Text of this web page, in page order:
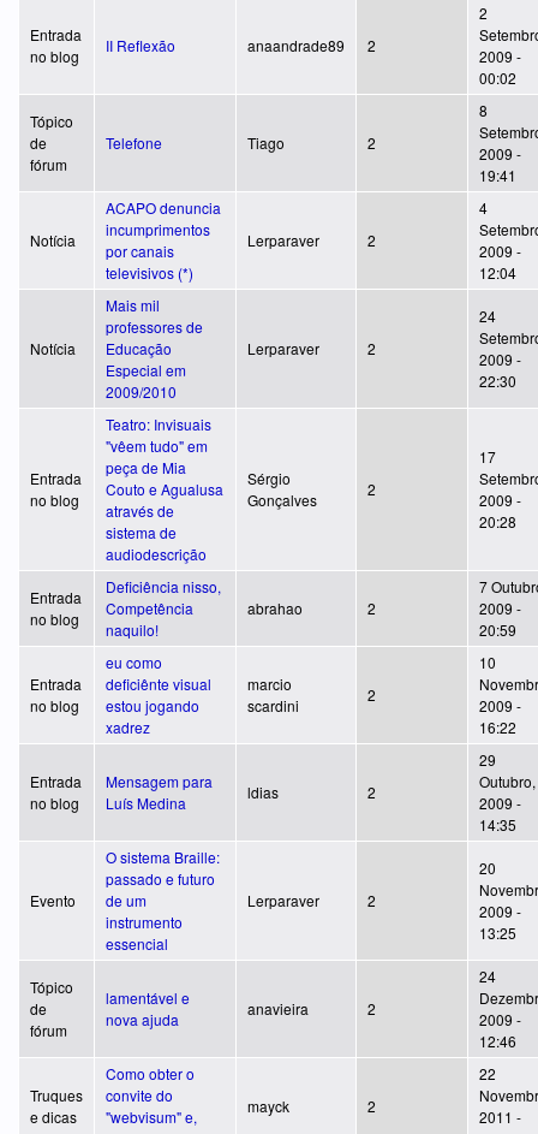
Entrada
no blog
II Reflexão anaandrade89 2
2
2009 -
00:02
Tópico
de
fórum
Telefone Tiago 2
8
2009 -
19:41
Notícia
ACAPO denuncia
incumprimentos
por canais
televisivos (*)
Lerparaver 2
4
2009 -
12:04
Notícia
Mais mil
professores de
Educação
Especial em
2009/2010
Lerparaver 2
24
2009 -
22:30
Entrada
no blog
Teatro: Invisuais
"vêem tudo" em
peça de Mia
Couto e Agualusa
através de
sistema de
audiodescrição
Sérgio
Gonçalves
2
17
2009 -
20:28
Entrada
no blog
Deficiência nisso,
Competência
naquilo!
abrahao 2
7
2009 -
20:59
Entrada
no blog
eu como
deficiênte visual
estou jogando
xadrez
marcio
scardini
2
10
2009 -
16:22
Entrada
no blog
Mensagem para
Luís Medina
ldias 2
29
Outubro,
2009 -
14:35
Evento
O sistema Braille:
passado e futuro
de um
instrumento
essencial
Lerparaver 2
20
2009 -
13:25
Tópico
de
fórum
lamentável e
nova ajuda
anavieira 2
24
2009 -
12:46
Truques
e dicas
Como obter o
convite do
"webvisum" e,
mayck 2
22
2011 -